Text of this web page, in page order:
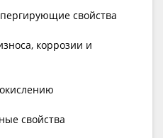
свойства
коррозии и
свойства